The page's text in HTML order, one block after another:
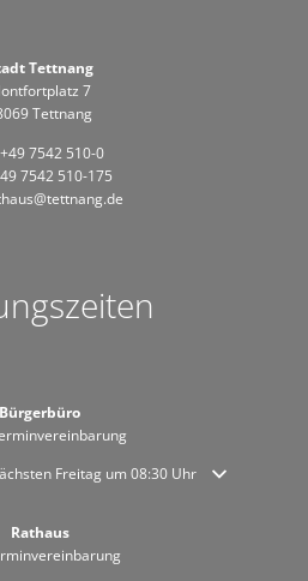
Tettnang
7
Tettnang
+49 7542 510-0
7542 510-175
Bürgerbüro
oder Schließzeiten auszublenden
Freitag um 08:30 Uhr
Rathaus